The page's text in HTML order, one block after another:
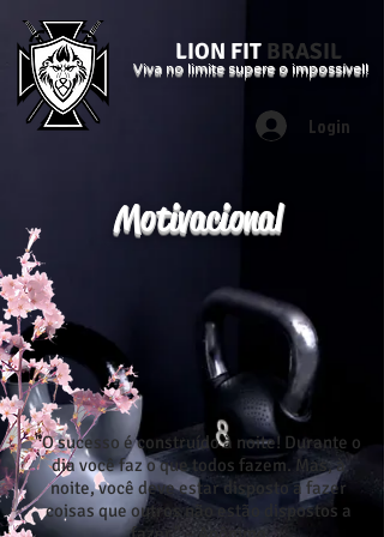
LION FIT BRASIL
Viva no limite supere o impossível!
Login
Motivacional
"O sucesso é construído à noite! Durante o
dia você faz o que todos fazem. Mas, à
noite, você deve estar disposto a fazer
coisas que outros não estão dispostos a